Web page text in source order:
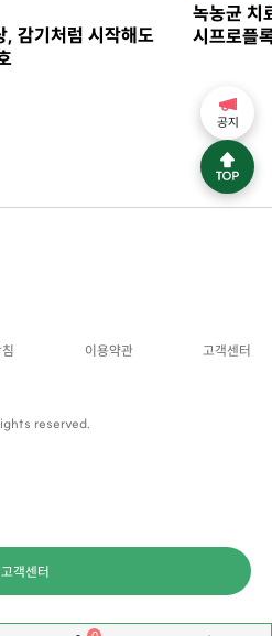
, 감기처럼 시작해도
녹농균 치
시프로플
이용약관 고객센터
reserved.
고객센터
공지